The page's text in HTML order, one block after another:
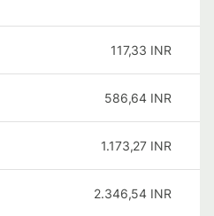
117,33 INR
586,64 INR
1.173,27 INR
2.346,54 INR